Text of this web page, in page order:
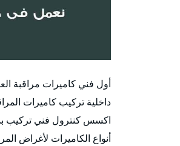
أول فني كاميرات مراقبة
داخلية تركيب كاميرات
اكسس كنترول فني تركيب
أنواع الكاميرات لأغراض